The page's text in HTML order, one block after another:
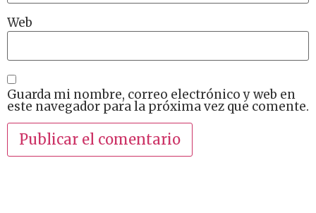
Web
Guarda mi nombre, correo electrónico y web en
este navegador para la próxima vez que comente.